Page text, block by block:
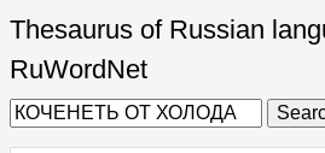
Thesaurus of Russian
RuWordNet